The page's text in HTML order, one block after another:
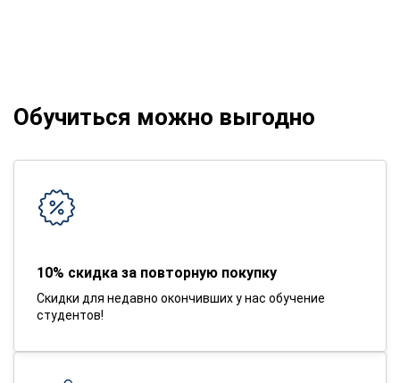
Обучиться можно выгодно
10% скидка за повторную покупку
Скидки для недавно окончивших у нас обучение
студентов!